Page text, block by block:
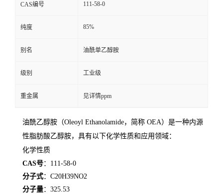
CAS编号 111-58-0
纯度 85%
别名 油酰单乙醇胺
级别 工业级
重金属 见详情ppm
油酰乙醇胺（Oleoyl Ethanolamide，简称 OEA）是一种内源
性脂肪酸乙醇胺，具有以下化学性质和应用领域：
化学性质
CAS号：111-58-0
分子式：C20H39NO2
分子量：325.53